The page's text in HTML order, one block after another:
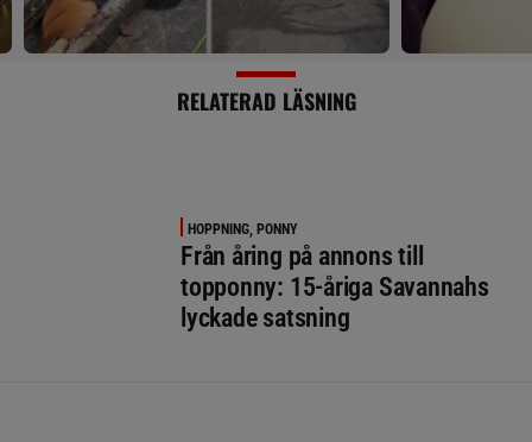
RELATERAD LÄSNING
HOPPNING, PONNY
Från åring på annons till
topponny: 15-åriga Savannahs
lyckade satsning